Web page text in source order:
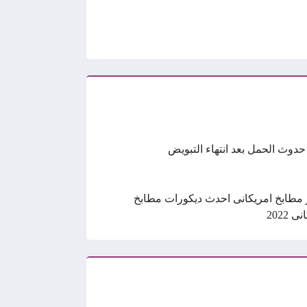
الحمل بعد انتهاء التبويض
مطابخ امريكانى احدث ديكورات مطابخ
2022